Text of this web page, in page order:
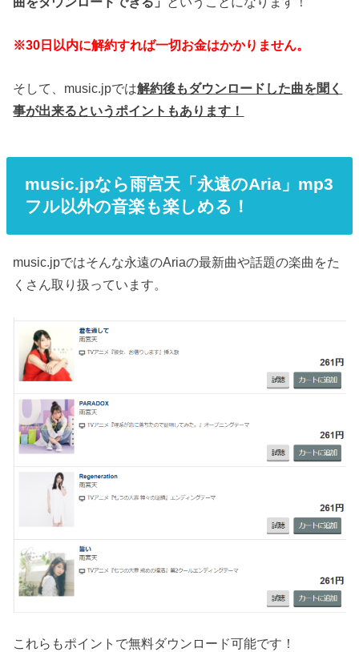
※30日以内に解約すれば一切お金はかかりません。
そして、music.jpでは解約後もダウンロードした曲を聞く
事が出来るというポイントもあります！
music.jpなら雨宮天「永遠のAria」mp3
フル以外の音楽も楽しめる！
music.jpではそんな永遠のAriaの最新曲や話題の楽曲をた
くさん取り扱っています。
これらもポイントで無料ダウンロード可能です！